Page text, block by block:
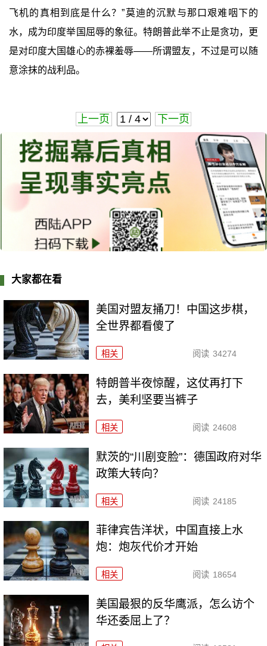
飞机的真相到底是什么？”莫迪的沉默与那口艰难咽下的
水，成为印度举国屈辱的象征。特朗普此举不止是贪功，更
是对印度大国雄心的赤裸羞辱——所谓盟友，不过是可以随
意涂抹的战利品。
上一页 下一页
大家都在看
美国对盟友捅刀！中国这步棋，
全世界都看傻了
相关 阅读 34274
特朗普半夜惊醒，这仗再打下
去，美利坚要当裤子
相关 阅读 24608
默茨的“川剧变脸”：德国政府对华
政策大转向？
相关 阅读 24185
菲律宾告洋状，中国直接上水
炮：炮灰代价才开始
相关 阅读 18654
美国最狠的反华鹰派，怎么访个
华还委屈上了？